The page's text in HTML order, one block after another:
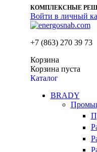
КОМПЛЕКСНЫЕ
Войти в личный
+7 (863) 270 39 73
Корзина
Корзина пуста
Каталог
BRADY